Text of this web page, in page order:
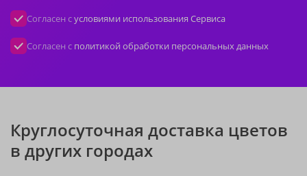
Согласен сусловиями использования Сервиса
Согласен с политикой обработки персональных данных
Круглосуточная доставка цветов
в других городах